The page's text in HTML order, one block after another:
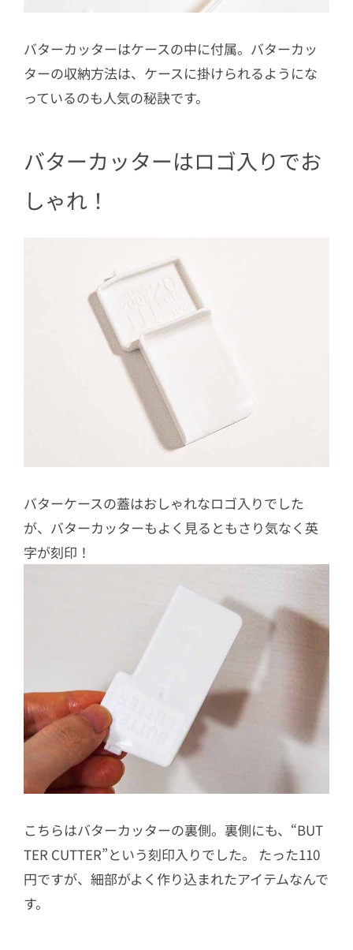
バターカッターはケースの中に付属。バターカッ
ターの収納方法は、ケースに掛けられるようにな
っているのも人気の秘訣です。
バターカッターはロゴ入りでお
しゃれ！
バターケースの蓋はおしゃれなロゴ入りでした
が、バターカッターもよく見るともさり気なく英
字が刻印！
こちらはバターカッターの裏側。裏側にも、“BUT
TER CUTTER”という刻印入りでした。 たった110
円ですが、細部がよく作り込まれたアイテムなんで
す。